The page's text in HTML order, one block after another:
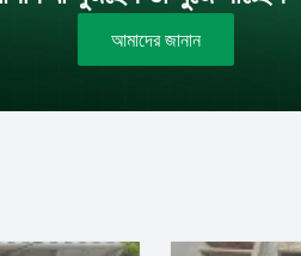
আমাদের জানান
ইমেইল